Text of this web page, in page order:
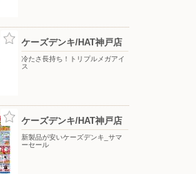
ケーズデンキ/HAT神戸店
冷たさ長持ち！トリプルメガアイ
ス
ケーズデンキ/HAT神戸店
新製品が安いケーズデンキ_サマ
ーセール